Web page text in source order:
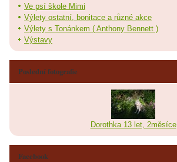
Ve psí škole Mimi
Výlety ostatní, bonitace a různé akce
Výlety s Tonánkem ( Anthony Bennett )
Výstavy
Poslední fotografie
Dorothka 13 let, 2měsíce
Facebook